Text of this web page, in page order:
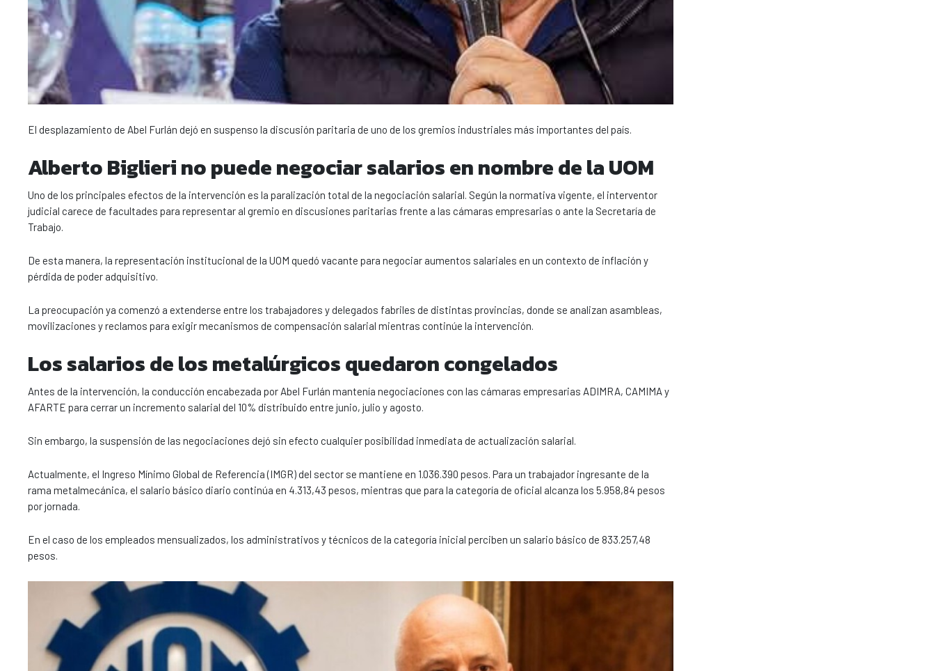
El desplazamiento de Abel Furlán dejó en suspenso la discusión paritaria de uno de los gremios industriales más importantes del país.
Alberto Biglieri no puede negociar salarios en nombre de la UOM
Uno de los principales efectos de la intervención es la paralización total de la negociación salarial. Según la normativa vigente, el interventor
judicial carece de facultades para representar al gremio en discusiones paritarias frente a las cámaras empresarias o ante la Secretaría de
Trabajo.
De esta manera, la representación institucional de la UOM quedó vacante para negociar aumentos salariales en un contexto de inflación y
pérdida de poder adquisitivo.
La preocupación ya comenzó a extenderse entre los trabajadores y delegados fabriles de distintas provincias, donde se analizan asambleas,
movilizaciones y reclamos para exigir mecanismos de compensación salarial mientras continúe la intervención.
Los salarios de los metalúrgicos quedaron congelados
Antes de la intervención, la conducción encabezada por Abel Furlán mantenía negociaciones con las cámaras empresarias ADIMRA, CAMIMA y
AFARTE para cerrar un incremento salarial del 10% distribuido entre junio, julio y agosto.
Sin embargo, la suspensión de las negociaciones dejó sin efecto cualquier posibilidad inmediata de actualización salarial.
Actualmente, el Ingreso Mínimo Global de Referencia (IMGR) del sector se mantiene en 1.036.390 pesos. Para un trabajador ingresante de la
rama metalmecánica, el salario básico diario continúa en 4.313,43 pesos, mientras que para la categoría de oficial alcanza los 5.958,84 pesos
por jornada.
En el caso de los empleados mensualizados, los administrativos y técnicos de la categoría inicial perciben un salario básico de 833.257,48
pesos.